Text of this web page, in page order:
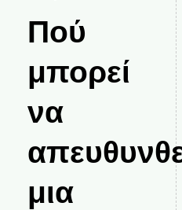
Πού
μπορεί
να
μια